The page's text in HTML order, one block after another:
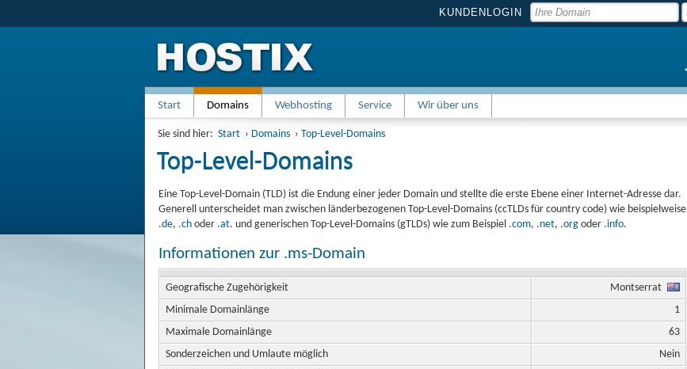
KUNDENLOGIN
Start Domains Webhosting Service Wir über uns
Sie sind hier: Start › Domains › Top-Level-Domains
Top-Level-Domains
Eine Top-Level-Domain (TLD) ist die Endung einer jeder Domain und stellte die erste Ebene einer Internet-Adresse dar.
Generell unterscheidet man zwischen länderbezogenen Top-Level-Domains (ccTLDs für country code) wie beispielweise
.de, .ch oder .at. und generischen Top-Level-Domains (gTLDs) wie zum Beispiel .com, .net, .org oder .info.
Informationen zur .ms-Domain
Geografische Zugehörigkeit
Montserrat
Minimale Domainlänge
1
Maximale Domainlänge
63
Sonderzeichen und Umlaute möglich
Nein